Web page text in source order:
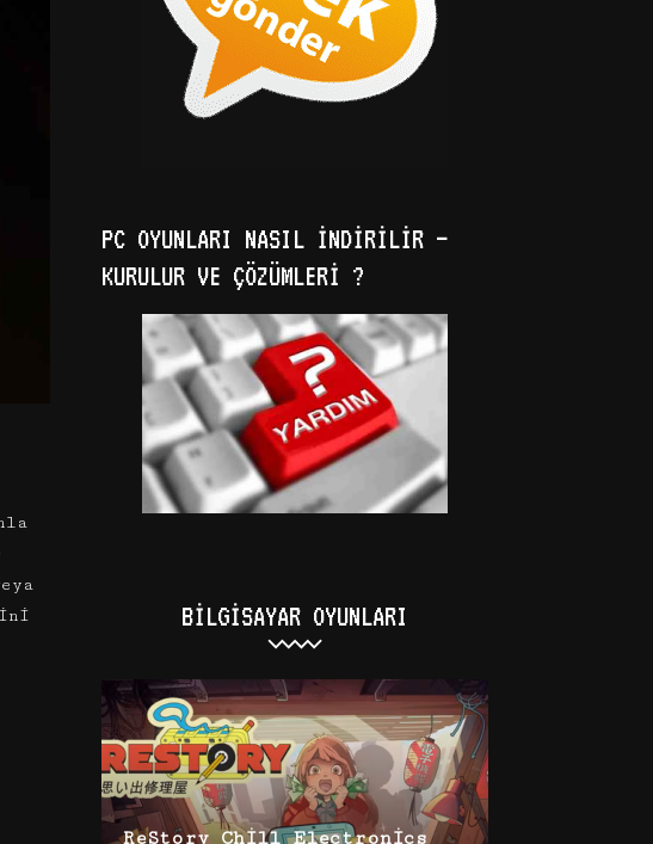
PC OYUNLARI NASIL İNDIRILIR –
KURULUR VE ÇÖZÜMLERI ?
BILGISAYAR OYUNLARI
ReStory Chill Electronics